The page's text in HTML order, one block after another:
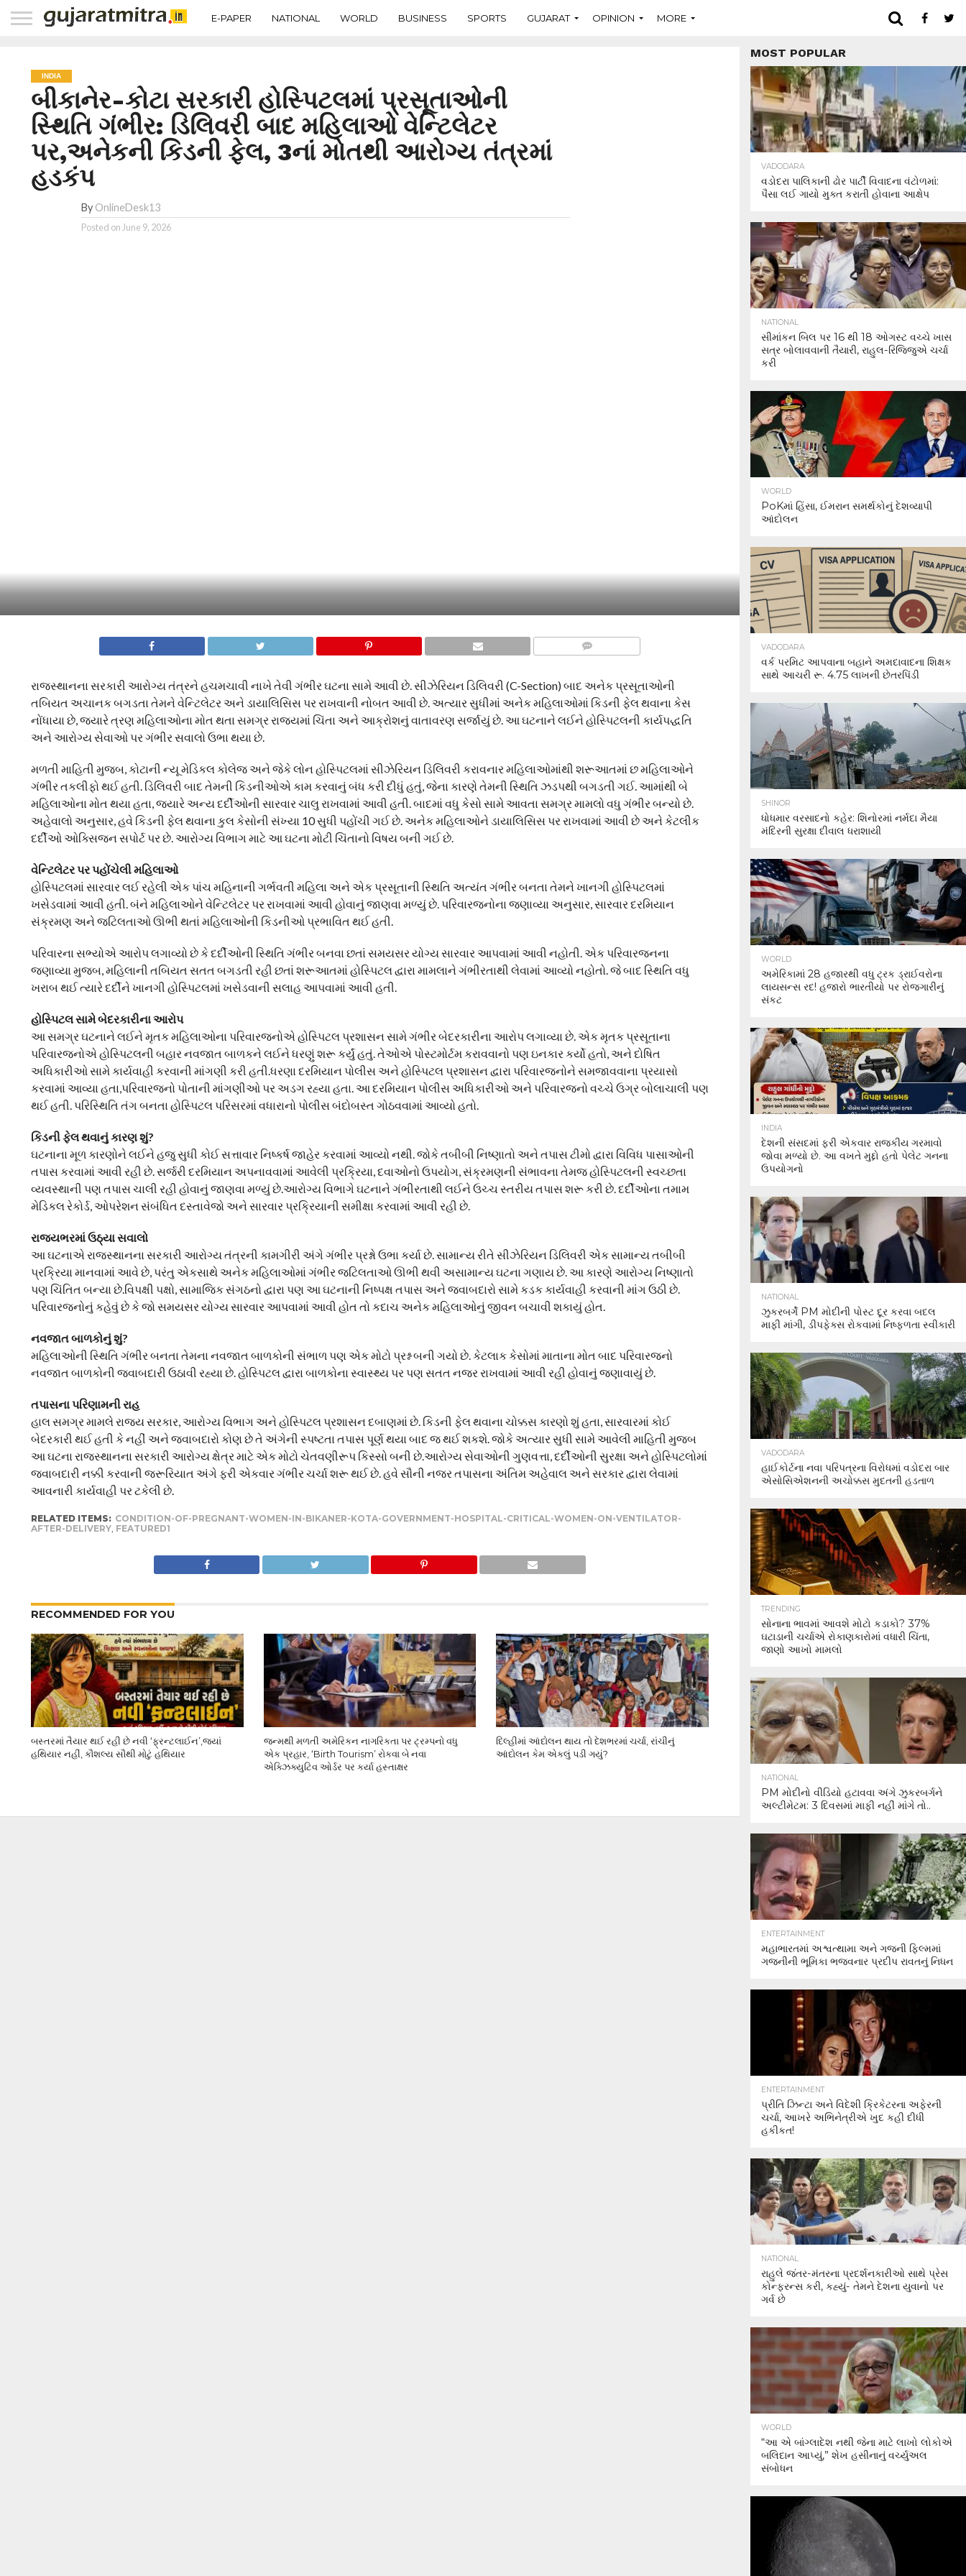
E-PAPER NATIONAL WORLD BUSINESS SPORTS GUJARAT OPINION MORE
INDIA
બીકાનેર-કોટા સરકારી હોસ્પિટલમાં પ્રસૂતાઓની
સ્થિતિ ગંભીર: ડિલિવરી બાદ મહિલાઓ વેન્ટિલેટર
પર,અનેકની કિડની ફેલ, 3નાં મોતથી આરોગ્ય તંત્રમાં
હડકંપ
By OnlineDesk13
Posted on June 9, 2026
રાજસ્થાનના સરકારી આરોગ્ય તંત્રને હચમચાવી નાખે તેવી ગંભીર ઘટના સામે આવી છે. સીઝેરિયન ડિલિવરી (C-Section) બાદ અનેક પ્રસૂતાઓની
તબિયત અચાનક બગડતા તેમને વેન્ટિલેટર અને ડાયાલિસિસ પર રાખવાની નોબત આવી છે. અત્યાર સુધીમાં અનેક મહિલાઓમાં કિડની ફેલ થવાના કેસ
નોંધાયા છે, જ્યારે ત્રણ મહિલાઓના મોત થતા સમગ્ર રાજ્યમાં ચિંતા અને આક્રોશનું વાતાવરણ સર્જાયું છે. આ ઘટનાને લઈને હોસ્પિટલની કાર્યપદ્ધતિ
અને આરોગ્ય સેવાઓ પર ગંભીર સવાલો ઉભા થયા છે.
મળતી માહિતી મુજબ, કોટાની ન્યૂ મેડિકલ કોલેજ અને જેકે લોન હોસ્પિટલમાં સીઝેરિયન ડિલિવરી કરાવનાર મહિલાઓમાંથી શરૂઆતમાં છ મહિલાઓને
ગંભીર તકલીફો થઈ હતી. ડિલિવરી બાદ તેમની કિડનીઓએ કામ કરવાનું બંધ કરી દીધું હતું, જેના કારણે તેમની સ્થિતિ ઝડપથી બગડતી ગઈ. આમાંથી બે
મહિલાઓના મોત થયા હતા, જ્યારે અન્ય દર્દીઓની સારવાર ચાલુ રાખવામાં આવી હતી. બાદમાં વધુ કેસો સામે આવતા સમગ્ર મામલો વધુ ગંભીર બન્યો છે.
અહેવાલો અનુસાર, હવે કિડની ફેલ થવાના કુલ કેસોની સંખ્યા 10 સુધી પહોંચી ગઈ છે. અનેક મહિલાઓને ડાયાલિસિસ પર રાખવામાં આવી છે અને કેટલીક
દર્દીઓ ઓક્સિજન સપોર્ટ પર છે. આરોગ્ય વિભાગ માટે આ ઘટના મોટી ચિંતાનો વિષય બની ગઈ છે.
વેન્ટિલેટર પર પહોંચેલી મહિલાઓ
હોસ્પિટલમાં સારવાર લઈ રહેલી એક પાંચ મહિનાની ગર્ભવતી મહિલા અને એક પ્રસૂતાની સ્થિતિ અત્યંત ગંભીર બનતા તેમને ખાનગી હોસ્પિટલમાં
ખસેડવામાં આવી હતી. બંને મહિલાઓને વેન્ટિલેટર પર રાખવામાં આવી હોવાનું જાણવા મળ્યું છે. પરિવારજનોના જણાવ્યા અનુસાર, સારવાર દરમિયાન
સંક્રમણ અને જટિલતાઓ ઊભી થતાં મહિલાઓની કિડનીઓ પ્રભાવિત થઈ હતી.
પરિવારના સભ્યોએ આરોપ લગાવ્યો છે કે દર્દીઓની સ્થિતિ ગંભીર બનવા છતાં સમયસર યોગ્ય સારવાર આપવામાં આવી નહોતી. એક પરિવારજનના
જણાવ્યા મુજબ, મહિલાની તબિયત સતત બગડતી રહી છતાં શરૂઆતમાં હોસ્પિટલ દ્વારા મામલાને ગંભીરતાથી લેવામાં આવ્યો નહોતો. જે બાદ સ્થિતિ વધુ
ખરાબ થઈ ત્યારે દર્દીને ખાનગી હોસ્પિટલમાં ખસેડવાની સલાહ આપવામાં આવી હતી.
હોસ્પિટલ સામે બેદરકારીના આરોપ
આ સમગ્ર ઘટનાને લઈને મૃતક મહિલાઓના પરિવારજનોએ હોસ્પિટલ પ્રશાસન સામે ગંભીર બેદરકારીના આરોપ લગાવ્યા છે. એક મૃતક પ્રસૂતાના
પરિવારજનોએ હોસ્પિટલની બહાર નવજાત બાળકને લઈને ધરણું શરૂ કર્યું હતું. તેઓએ પોસ્ટમોર્ટમ કરાવવાનો પણ ઇનકાર કર્યો હતો, અને દોષિત
અધિકારીઓ સામે કાર્યવાહી કરવાની માંગણી કરી હતી.ધરણા દરમિયાન પોલીસ અને હોસ્પિટલ પ્રશાસન દ્વારા પરિવારજનોને સમજાવવાના પ્રયાસો
કરવામાં આવ્યા હતા,પરિવારજનો પોતાની માંગણીઓ પર અડગ રહ્યા હતા. આ દરમિયાન પોલીસ અધિકારીઓ અને પરિવારજનો વચ્ચે ઉગ્ર બોલાચાલી પણ
થઈ હતી. પરિસ્થિતિ તંગ બનતા હોસ્પિટલ પરિસરમાં વધારાનો પોલીસ બંદોબસ્ત ગોઠવવામાં આવ્યો હતો.
કિડની ફેલ થવાનું કારણ શું?
ઘટનાના મૂળ કારણોને લઈને હજુ સુધી કોઈ સત્તાવાર નિષ્કર્ષ જાહેર કરવામાં આવ્યો નથી. જોકે તબીબી નિષ્ણાતો અને તપાસ ટીમો દ્વારા વિવિધ પાસાઓની
તપાસ કરવામાં આવી રહી છે. સર્જરી દરમિયાન અપનાવવામાં આવેલી પ્રક્રિયા, દવાઓનો ઉપયોગ, સંક્રમણની સંભાવના તેમજ હોસ્પિટલની સ્વચ્છતા
વ્યવસ્થાની પણ તપાસ ચાલી રહી હોવાનું જાણવા મળ્યું છે.આરોગ્ય વિભાગે ઘટનાને ગંભીરતાથી લઈને ઉચ્ચ સ્તરીય તપાસ શરૂ કરી છે. દર્દીઓના તમામ
મેડિકલ રેકોર્ડ, ઓપરેશન સંબંધિત દસ્તાવેજો અને સારવાર પ્રક્રિયાની સમીક્ષા કરવામાં આવી રહી છે.
રાજ્યભરમાં ઉઠ્યા સવાલો
આ ઘટનાએ રાજસ્થાનના સરકારી આરોગ્ય તંત્રની કામગીરી અંગે ગંભીર પ્રશ્નો ઉભા કર્યા છે. સામાન્ય રીતે સીઝેરિયન ડિલિવરી એક સામાન્ય તબીબી
પ્રક્રિયા માનવામાં આવે છે, પરંતુ એકસાથે અનેક મહિલાઓમાં ગંભીર જટિલતાઓ ઊભી થવી અસામાન્ય ઘટના ગણાય છે. આ કારણે આરોગ્ય નિષ્ણાતો
પણ ચિંતિત બન્યા છે.વિપક્ષી પક્ષો, સામાજિક સંગઠનો દ્વારા પણ આ ઘટનાની નિષ્પક્ષ તપાસ અને જવાબદારો સામે કડક કાર્યવાહી કરવાની માંગ ઉઠી છે.
પરિવારજનોનું કહેવું છે કે જો સમયસર યોગ્ય સારવાર આપવામાં આવી હોત તો કદાચ અનેક મહિલાઓનું જીવન બચાવી શકાયું હોત.
નવજાત બાળકોનું શું?
મહિલાઓની સ્થિતિ ગંભીર બનતા તેમના નવજાત બાળકોની સંભાળ પણ એક મોટો પ્રશ્ન બની ગયો છે. કેટલાક કેસોમાં માતાના મોત બાદ પરિવારજનો
નવજાત બાળકોની જવાબદારી ઉઠાવી રહ્યા છે. હોસ્પિટલ દ્વારા બાળકોના સ્વાસ્થ્ય પર પણ સતત નજર રાખવામાં આવી રહી હોવાનું જણાવાયું છે.
તપાસના પરિણામની રાહ
હાલ સમગ્ર મામલે રાજ્ય સરકાર, આરોગ્ય વિભાગ અને હોસ્પિટલ પ્રશાસન દબાણમાં છે. કિડની ફેલ થવાના ચોક્કસ કારણો શું હતા, સારવારમાં કોઈ
બેદરકારી થઈ હતી કે નહીં અને જવાબદારો કોણ છે તે અંગેની સ્પષ્ટતા તપાસ પૂર્ણ થયા બાદ જ થઈ શકશે. જોકે અત્યાર સુધી સામે આવેલી માહિતી મુજબ
આ ઘટના રાજસ્થાનના સરકારી આરોગ્ય ક્ષેત્ર માટે એક મોટો ચેતવણીરૂપ કિસ્સો બની છે.આરોગ્ય સેવાઓની ગુણવત્તા, દર્દીઓની સુરક્ષા અને હોસ્પિટલોમાં
જવાબદારી નક્કી કરવાની જરૂરિયાત અંગે ફરી એકવાર ગંભીર ચર્ચા શરૂ થઈ છે. હવે સૌની નજર તપાસના અંતિમ અહેવાલ અને સરકાર દ્વારા લેવામાં
આવનારી કાર્યવાહી પર ટકેલી છે.
RELATED ITEMS: CONDITION-OF-PREGNANT-WOMEN-IN-BIKANER-KOTA-GOVERNMENT-HOSPITAL-CRITICAL-WOMEN-ON-VENTILATOR-
AFTER-DELIVERY, FEATURED1
RECOMMENDED FOR YOU
બસ્તરમાં તૈયાર થઈ રહી છે નવી ‘ફ્રન્ટલાઈન’,જ્યાં
હથિયાર નહીં, કૌશલ્ય સૌથી મોટું હથિયાર
જન્મથી મળતી અમેરિકન નાગરિકતા પર ટ્રમ્પનો વધુ
એક પ્રહાર, ‘Birth Tourism’ રોકવા બે નવા
એક્ઝિક્યુટિવ ઓર્ડર પર કર્યા હસ્તાક્ષર
દિલ્હીમાં આંદોલન થાય તો દેશભરમાં ચર્ચા, રાંચીનું
આંદોલન કેમ એકલું પડી ગયું?
MOST POPULAR
VADODARA
વડોદરા પાલિકાની ઢોર પાર્ટી વિવાદના વંટોળમાં:
પૈસા લઈ ગાયો મુક્ત કરાતી હોવાના આક્ષેપ
NATIONAL
સીમાંકન બિલ પર 16 થી 18 ઓગસ્ટ વચ્ચે ખાસ
સત્ર બોલાવવાની તૈયારી, રાહુલ-રિજિજુએ ચર્ચા
કરી
WORLD
PoKમાં હિંસા, ઈમરાન સમર્થકોનું દેશવ્યાપી
આંદોલન
VADODARA
વર્ક પરમિટ આપવાના બહાને અમદાવાદના શિક્ષક
સાથે આચરી રૂ. 4.75 લાખની છેતરપિંડી
SHINOR
ધોધમાર વરસાદનો કહેર: શિનોરમાં નર્મદા મૈયા
મંદિરની સુરક્ષા દીવાલ ધરાશાયી
WORLD
અમેરિકામાં 28 હજારથી વધુ ટ્રક ડ્રાઈવરોના
લાયસન્સ રદ! હજારો ભારતીયો પર રોજગારીનું
સંકટ
INDIA
દેશની સંસદમાં ફરી એકવાર રાજકીય ગરમાવો
જોવા મળ્યો છે. આ વખતે મુદ્દો હતો પેલેટ ગનના
ઉપયોગનો
NATIONAL
ઝુકરબર્ગે PM મોદીની પોસ્ટ દૂર કરવા બદલ
માફી માંગી, ડીપફેક્સ રોકવામાં નિષ્ફળતા સ્વીકારી
VADODARA
હાઈકોર્ટના નવા પરિપત્રના વિરોધમાં વડોદરા બાર
એસોસિએશનની અચોક્કસ મુદતની હડતાળ
TRENDING
સોનાના ભાવમાં આવશે મોટો કડાકો? 37%
ઘટાડાની ચર્ચાએ રોકાણકારોમાં વધારી ચિંતા,
જાણો આખો મામલો
NATIONAL
PM મોદીનો વીડિયો હટાવવા અંગે ઝુકરબર્ગને
અલ્ટીમેટમ: 3 દિવસમાં માફી નહીં માંગે તો..
ENTERTAINMENT
મહાભારતમાં અશ્વત્થામા અને ગજની ફિલ્મમાં
ગજનીની ભૂમિકા ભજવનાર પ્રદીપ રાવતનું નિધન
ENTERTAINMENT
પ્રીતિ ઝિન્ટા અને વિદેશી ક્રિકેટરના અફેરની
ચર્ચા, આખરે અભિનેત્રીએ ખુદ કહી દીધી
હકીકત!
NATIONAL
રાહુલે જંતર-મંતરના પ્રદર્શનકારીઓ સાથે પ્રેસ
કોન્ફરન્સ કરી, કહ્યું- તેમને દેશના યુવાનો પર
ગર્વ છે
WORLD
“આ એ બાંગ્લાદેશ નથી જેના માટે લાખો લોકોએ
બલિદાન આપ્યું,” શેખ હસીનાનું વર્ચ્યુઅલ
સંબોધન